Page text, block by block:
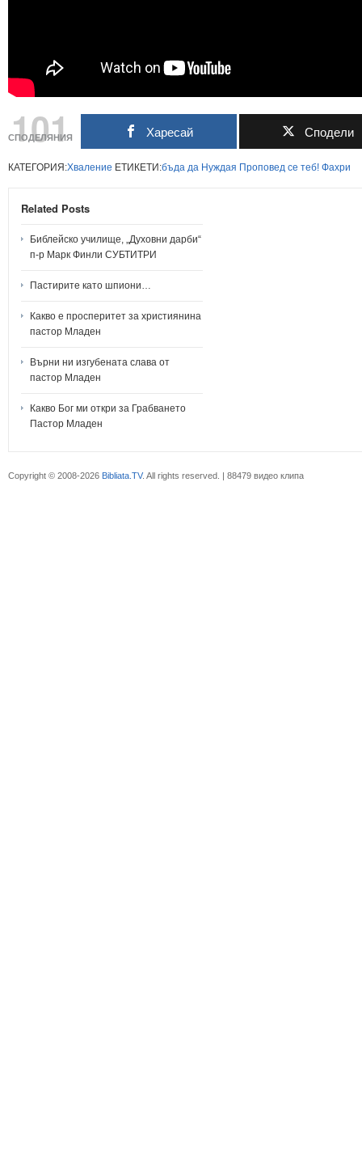
101
СПОДЕЛЯНИЯ Харесай Сподели
КАТЕГОРИЯ:Хваление ЕТИКЕТИ:бъда да Нуждая Проповед се теб! Фахри
Related Posts
Библейско училище, „Духовни дарби“
п-р Марк Финли СУБТИТРИ
Пастирите като шпиони…
Какво е просперитет за християнина
пастор Младен
Върни ни изгубената слава от
пастор Младен
Какво Бог ми откри за Грабването
Пастор Младен
Copyright © 2008-2026 Bibliata.TV. All rights reserved. | 88479 видео клипа